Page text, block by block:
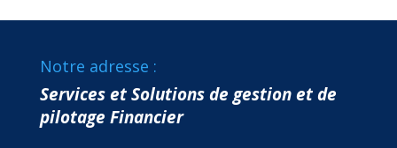
Notre adresse :
Services et Solutions de gestion et de
pilotage Financier